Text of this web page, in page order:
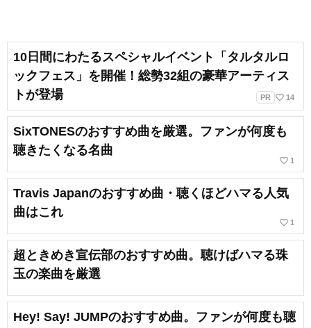
10日間にわたるスペシャルイベント「タルタルロ
ックフェス」を開催！総勢32組の豪華アーティス
トが登場
PR favorite_border 14
SixTONESのおすすめ曲を厳選。ファンが何度も
聴きたくなる名曲
favorite_border 1
Travis Japanのおすすめ曲・聴くほどハマる人気
曲はこれ
favorite_border 1
超ときめき宣伝部のおすすめ曲。聴けばハマる珠
玉の楽曲を厳選
Hey! Say! JUMPのおすすめ曲。ファンが何度も聴